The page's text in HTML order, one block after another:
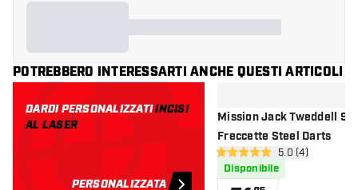
POTREBBERO INTERESSARTI ANCHE QUESTI ARTICOLI
DARDI PERSONALIZZATIINCISI
AL LASER
PERSONALIZZATA
Mission Jack Tweddell
Freccette Steel Darts
apri pannello
5 stelle di valutazione
5.0 (4)
Disponibile